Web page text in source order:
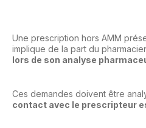
Une prescription hors AMM
implique de la part du
lors de son analyse
Ces demandes doivent être
contact avec le prescripteur